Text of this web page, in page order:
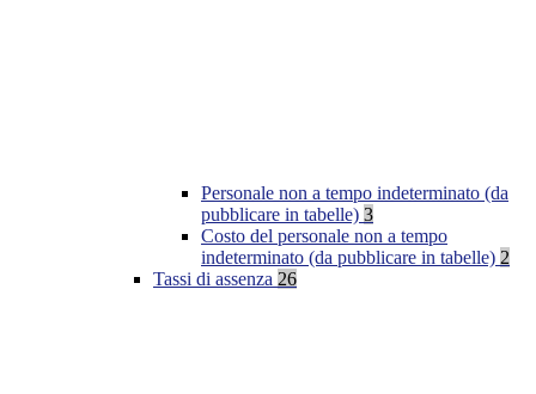
Personale non a tempo indeterminato (da
pubblicare in tabelle) 3
Costo del personale non a tempo
indeterminato (da pubblicare in tabelle) 2
Tassi di assenza 26